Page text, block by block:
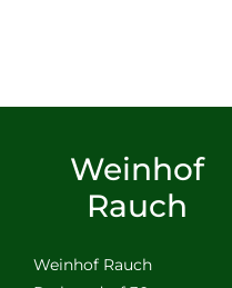
Weinhof
Rauch
Weinhof Rauch